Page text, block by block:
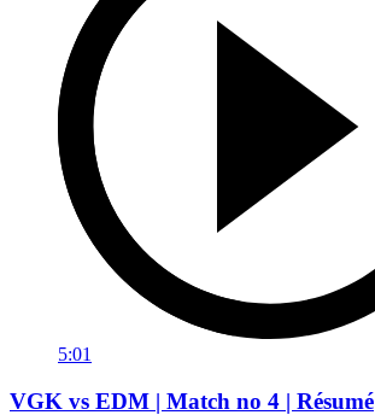
5:01
VGK vs EDM | Match no 4 | Résumé